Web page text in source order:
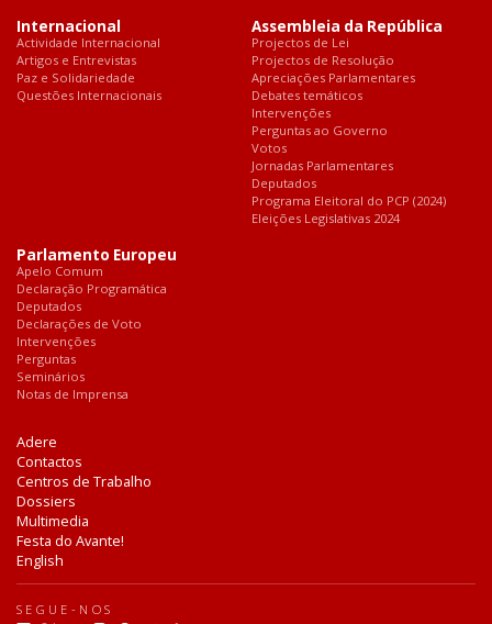
Internacional
Actividade Internacional
Artigos e Entrevistas
Paz e Solidariedade
Questões Internacionais
Assembleia da República
Projectos de Lei
Projectos de Resolução
Apreciações Parlamentares
Debates temáticos
Intervenções
Perguntas ao Governo
Votos
Jornadas Parlamentares
Deputados
Programa Eleitoral do PCP (2024)
Eleições Legislativas 2024
Parlamento Europeu
Apelo Comum
Declaração Programática
Deputados
Declarações de Voto
Intervenções
Perguntas
Seminários
Notas de Imprensa
Adere
Contactos
Centros de Trabalho
Dossiers
Multimedia
Festa do Avante!
English
SEGUE-NOS